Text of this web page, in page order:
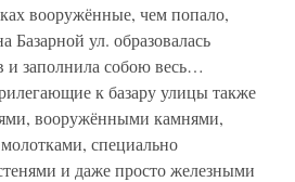
вооружённые, чем попало,
Базарной ул. образовалась
и заполнила собою весь…
к базару улицы также
вооружёнными камнями,
специально
и даже просто железными